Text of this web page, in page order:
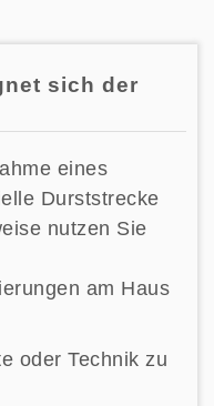
sich der
eines
Durststrecke
nutzen Sie
am Haus
oder Technik zu